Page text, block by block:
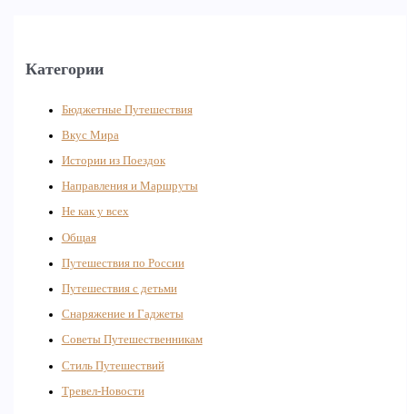
Категории
Бюджетные Путешествия
Вкус Мира
Истории из Поездок
Направления и Маршруты
Не как у всех
Общая
Путешествия по России
Путешествия с детьми
Снаряжение и Гаджеты
Советы Путешественникам
Стиль Путешествий
Тревел-Новости